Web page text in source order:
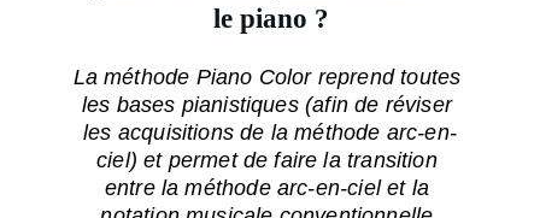
le piano ?
La méthode Piano Color reprend toutes
les bases pianistiques (afin de réviser
les acquisitions de la méthode arc-en-
ciel) et permet de faire la transition
entre la méthode arc-en-ciel et la